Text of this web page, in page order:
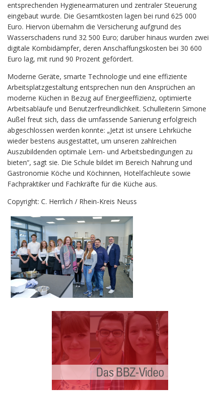
entsprechenden Hygienearmaturen und zentraler Steuerung
eingebaut wurde. Die Gesamtkosten lagen bei rund 625 000
Euro. Hiervon übernahm die Versicherung aufgrund des
Wasserschadens rund 32 500 Euro; darüber hinaus wurden zwei
digitale Kombidämpfer, deren Anschaffungskosten bei 30 600
Euro lag, mit rund 90 Prozent gefördert.
Moderne Geräte, smarte Technologie und eine effiziente
Arbeitsplatzgestaltung entsprechen nun den Ansprüchen an
moderne Küchen in Bezug auf Energieeffizienz, optimierte
Arbeitsabläufe und Benutzerfreundlichkeit. Schulleiterin Simone
Außel freut sich, dass die umfassende Sanierung erfolgreich
abgeschlossen werden konnte: „Jetzt ist unsere Lehrküche
wieder bestens ausgestattet, um unseren zahlreichen
Auszubildenden optimale Lern- und Arbeitsbedingungen zu
bieten“, sagt sie. Die Schule bildet im Bereich Nahrung und
Gastronomie Köche und Köchinnen, Hotelfachleute sowie
Fachpraktiker und Fachkräfte für die Küche aus.
Copyright: C. Herrlich / Rhein-Kreis Neuss